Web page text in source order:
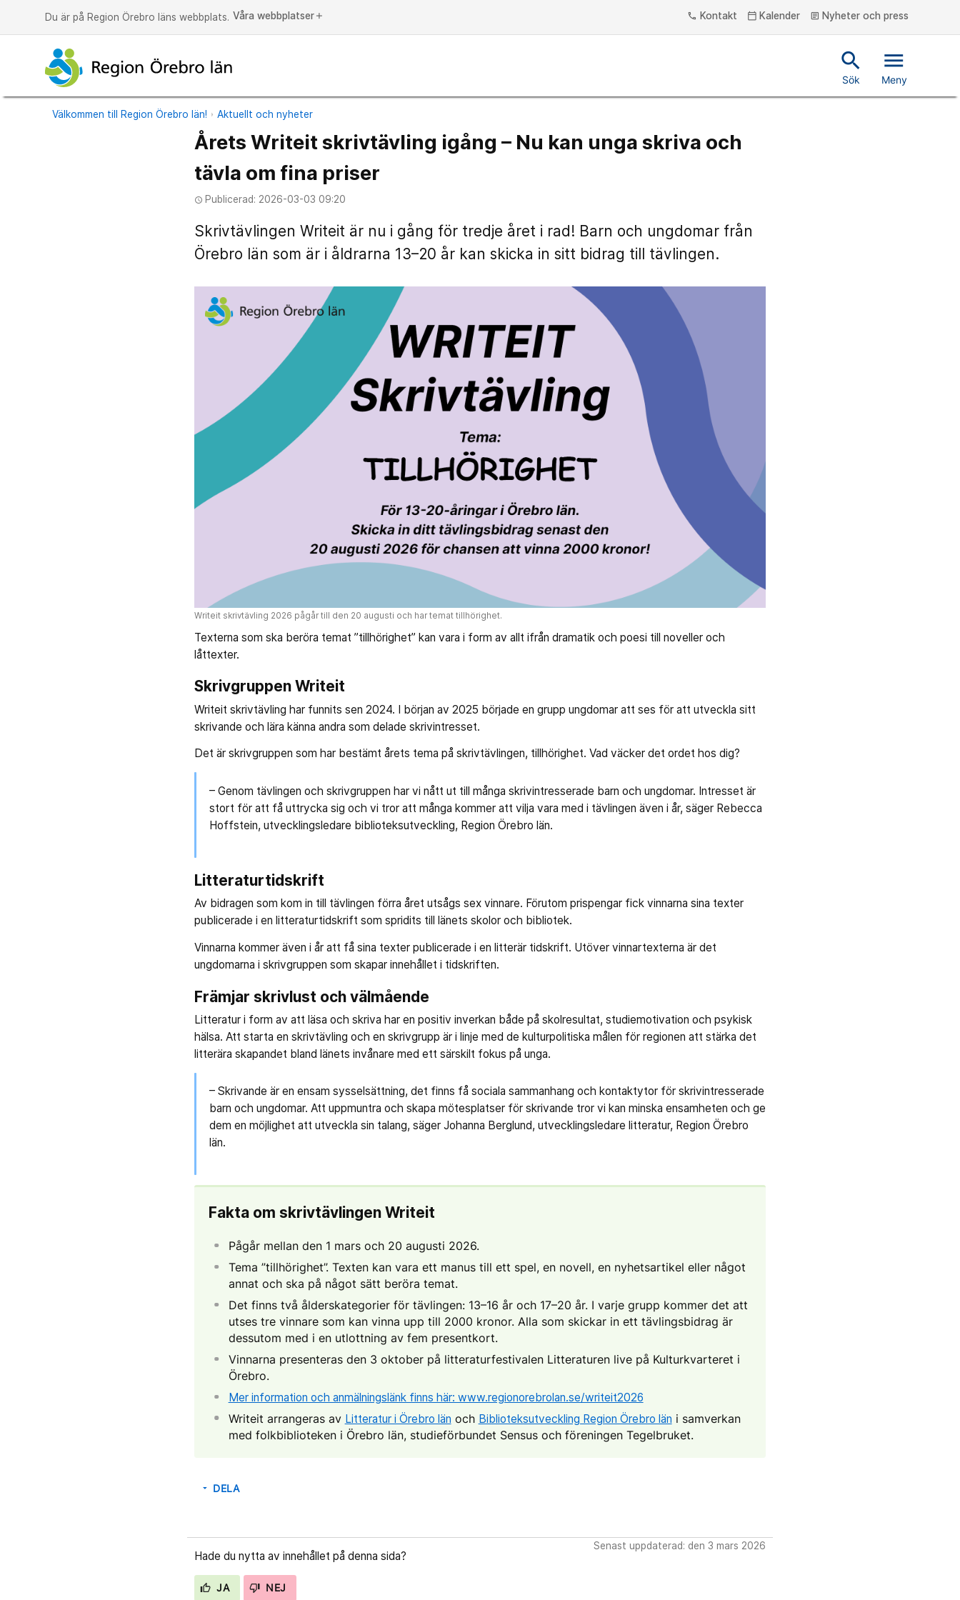
Du är på Region Örebro läns webbplats. Våra webbplatser add phone Kontakt calendar_today Kalender article Nyheter och press
search
Sök
menu
Meny
Välkommen till Region Örebro län! Aktuellt och nyheter
Årets Writeit skrivtävling igång – Nu kan unga skriva och
tävla om fina priser
access_time Publicerad: 2026-03-03 09:20
Skrivtävlingen Writeit är nu i gång för tredje året i rad! Barn och ungdomar från
Örebro län som är i åldrarna 13–20 år kan skicka in sitt bidrag till tävlingen.
Writeit skrivtävling 2026 pågår till den 20 augusti och har temat tillhörighet.
Texterna som ska beröra temat ”tillhörighet” kan vara i form av allt ifrån dramatik och poesi till noveller och
låttexter.
Skrivgruppen Writeit
Writeit skrivtävling har funnits sen 2024. I början av 2025 började en grupp ungdomar att ses för att utveckla sitt
skrivande och lära känna andra som delade skrivintresset.
Det är skrivgruppen som har bestämt årets tema på skrivtävlingen, tillhörighet. Vad väcker det ordet hos dig?
– Genom tävlingen och skrivgruppen har vi nått ut till många skrivintresserade barn och ungdomar. Intresset är
stort för att få uttrycka sig och vi tror att många kommer att vilja vara med i tävlingen även i år, säger Rebecca
Hoffstein, utvecklingsledare biblioteksutveckling, Region Örebro län.
Litteraturtidskrift
Av bidragen som kom in till tävlingen förra året utsågs sex vinnare. Förutom prispengar fick vinnarna sina texter
publicerade i en litteraturtidskrift som spridits till länets skolor och bibliotek.
Vinnarna kommer även i år att få sina texter publicerade i en litterär tidskrift. Utöver vinnartexterna är det
ungdomarna i skrivgruppen som skapar innehållet i tidskriften.
Främjar skrivlust och välmående
Litteratur i form av att läsa och skriva har en positiv inverkan både på skolresultat, studiemotivation och psykisk
hälsa. Att starta en skrivtävling och en skrivgrupp är i linje med de kulturpolitiska målen för regionen att stärka det
litterära skapandet bland länets invånare med ett särskilt fokus på unga.
– Skrivande är en ensam sysselsättning, det finns få sociala sammanhang och kontaktytor för skrivintresserade
barn och ungdomar. Att uppmuntra och skapa mötesplatser för skrivande tror vi kan minska ensamheten och ge
dem en möjlighet att utveckla sin talang, säger Johanna Berglund, utvecklingsledare litteratur, Region Örebro
län.
Fakta om skrivtävlingen Writeit
Pågår mellan den 1 mars och 20 augusti 2026.
Tema ”tillhörighet”. Texten kan vara ett manus till ett spel, en novell, en nyhetsartikel eller något
annat och ska på något sätt beröra temat.
Det finns två ålderskategorier för tävlingen: 13–16 år och 17–20 år. I varje grupp kommer det att
utses tre vinnare som kan vinna upp till 2000 kronor. Alla som skickar in ett tävlingsbidrag är
dessutom med i en utlottning av fem presentkort.
Vinnarna presenteras den 3 oktober på litteraturfestivalen Litteraturen live på Kulturkvarteret i
Örebro.
Mer information och anmälningslänk finns här: www.regionorebrolan.se/writeit2026
Writeit arrangeras av Litteratur i Örebro län och Biblioteksutveckling Region Örebro län i samverkan
med folkbiblioteken i Örebro län, studieförbundet Sensus och föreningen Tegelbruket.
arrow_drop_down DELA
Hade du nytta av innehållet på denna sida?
JA NEJ
Senast uppdaterad: den 3 mars 2026